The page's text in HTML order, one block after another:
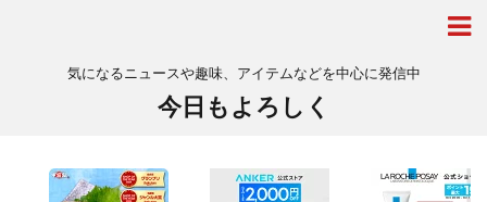
気になるニュースや趣味、アイテムなどを中心に発信中
今日もよろしく